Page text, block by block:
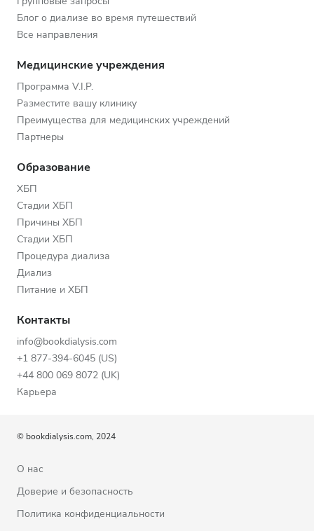
Блог о диализе во время путешествий
Все направления
Медицинские учреждения
Программа V.I.P.
Разместите вашу клинику
Преимущества для медицинских учреждений
Партнеры
Образование
ХБП
Стадии ХБП
Причины ХБП
Стадии ХБП
Процедура диализа
Диализ
Питание и ХБП
Контакты
info@bookdialysis.com
+1 877-394-6045 (US)
+44 800 069 8072 (UK)
Карьера
© bookdialysis.com, 2024
О нас
Доверие и безопасность
Политика конфиденциальности